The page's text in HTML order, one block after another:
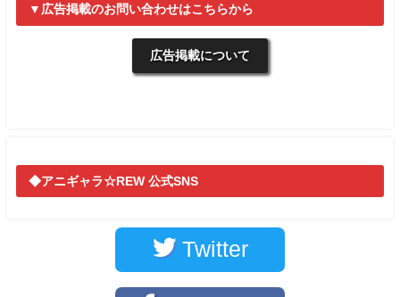
▼広告掲載のお問い合わせはこちらから
広告掲載について
◆アニギャラ☆REW 公式SNS
Twitter